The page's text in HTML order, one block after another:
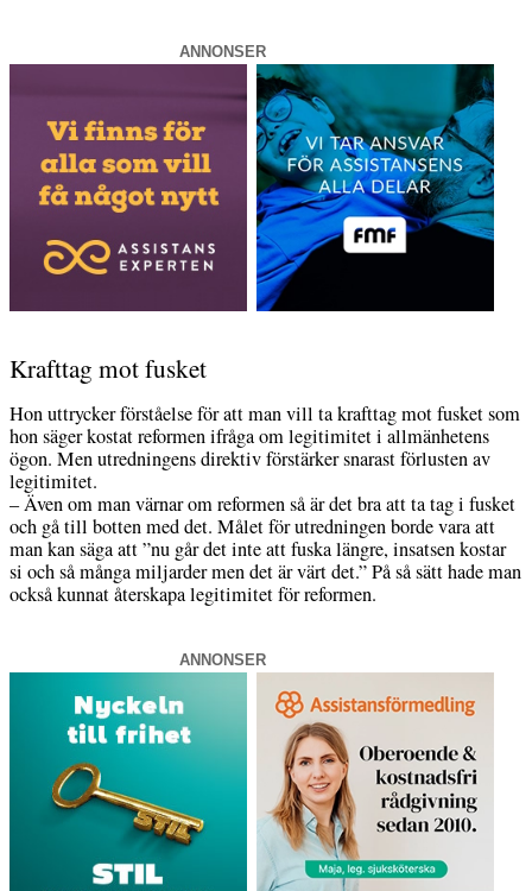
ANNONSER
Krafttag mot fusket
Hon uttrycker förståelse för att man vill ta krafttag mot fusket som
hon säger kostat reformen ifråga om legitimitet i allmänhetens
ögon. Men utredningens direktiv förstärker snarast förlusten av
legitimitet.
– Även om man värnar om reformen så är det bra att ta tag i fusket
och gå till botten med det. Målet för utredningen borde vara att
man kan säga att ”nu går det inte att fuska längre, insatsen kostar
si och så många miljarder men det är värt det.” På så sätt hade man
också kunnat återskapa legitimitet för reformen.
ANNONSER